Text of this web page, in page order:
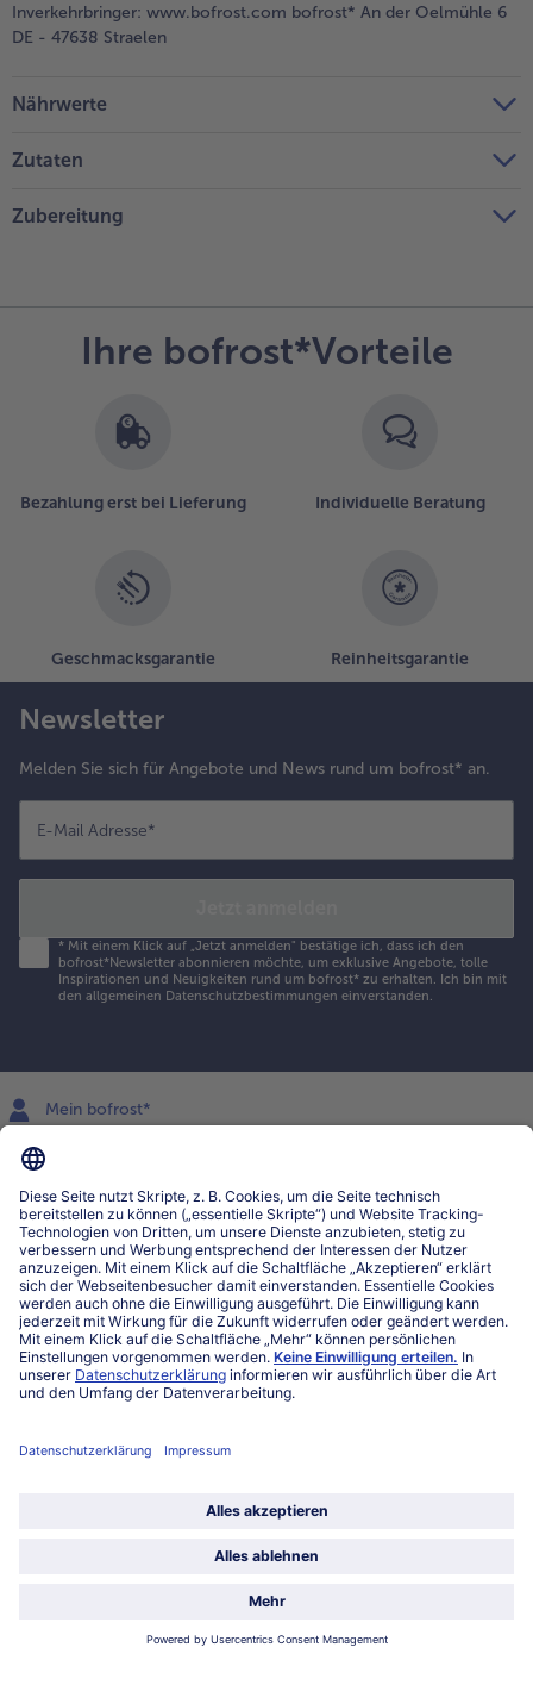
Inverkehrbringer: www.bofrost.com bofrost* An der Oelmühle 6
DE - 47638 Straelen
Nährwerte
Zutaten
Zubereitung
Ihre bofrost*Vorteile
Bezahlung erst bei Lieferung Individuelle Beratung
Geschmacksgarantie Reinheitsgarantie
Newsletter
Melden Sie sich für Angebote und News rund um bofrost* an.
E-Mail Adresse*
* Mit einem Klick auf „Jetzt anmelden" bestätige ich, dass ich den
bofrost*Newsletter abonnieren möchte, um exklusive Angebote, tolle
Inspirationen und Neuigkeiten rund um bofrost* zu erhalten. Ich bin mit
den allgemeinen Datenschutzbestimmungen einverstanden.
Mein bofrost*
www.bofrost.lu
027863232
Mo-Fr. von 7 bis 20 Uhr
Service
Über bofrost*